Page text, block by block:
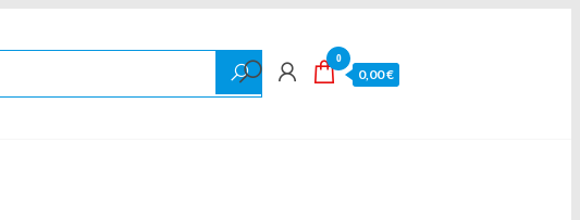
0
0,00 €